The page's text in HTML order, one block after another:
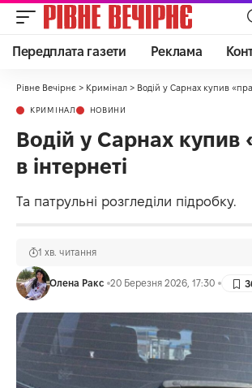
Передплата газети Реклама
Рівне Вечірнє > Кримінал > Водій у Сарнах купив
КРИМІНАЛ НОВИНИ
Водій у Сарнах купив
в інтернеті
Та патрульні розгледіли підробку.
Олена Ракс 20 Березня 2026, 17:30
1 хв. читання